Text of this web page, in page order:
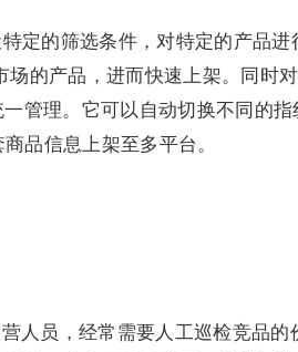
定的筛选条件，对特定的产品进
的产品，进而快速上架。同时
管理。它可以自动切换不同的
品信息上架至多平台。
人员，经常需要人工巡检竞品的